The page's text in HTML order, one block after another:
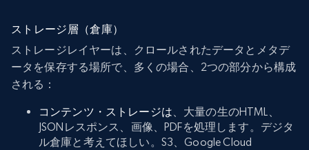
ストレージ層（倉庫）
ストレージレイヤーは、クロールされたデータとメタデ
ータを保存する場所で、多くの場合、2つの部分から構成
される：
コンテンツ・ストレージは、大量の生のHTML、
JSONレスポンス、画像、PDFを処理します。デジタ
ル倉庫と考えてほしい。S3、Google Cloud